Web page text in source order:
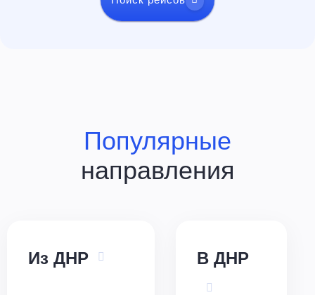
Популярные
направления
Из ДНР В ДНР